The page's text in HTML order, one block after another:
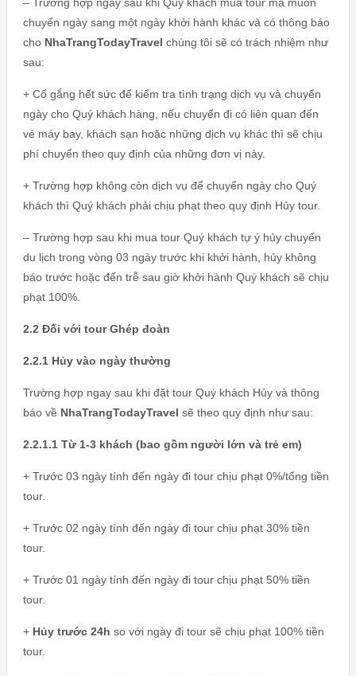
chuyển ngày sang một ngày khởi hành khác và có thông báo
cho NhaTrangTodayTravel chúng tôi sẽ có trách nhiệm như
sau:
+ Cố gắng hết sức để kiểm tra tình trạng dịch vụ và chuyển
ngày cho Quý khách hàng, nếu chuyến đi có liên quan đến
vé máy bay, khách sạn hoặc những dịch vụ khác thì sẽ chịu
phí chuyển theo quy định của những đơn vị này.
+ Trường hợp không còn dịch vụ để chuyển ngày cho Quý
khách thì Quý khách phải chịu phạt theo quy định Hủy tour.
– Trường hợp sau khi mua tour Quý khách tự ý hủy chuyến
du lịch trong vòng 03 ngày trước khi khởi hành, hủy không
báo trước hoặc đến trễ sau giờ khởi hành Quý khách sẽ chịu
phạt 100%.
2.2 Đối với tour Ghép đoàn
2.2.1 Hủy vào ngày thường
Trường hợp ngay sau khi đặt tour Quý khách Hủy và thông
báo về NhaTrangTodayTravel sẽ theo quy định như sau:
2.2.1.1 Từ 1-3 khách (bao gồm người lớn và trẻ em)
+ Trước 03 ngày tính đến ngày đi tour chịu phạt 0%/tổng tiền
tour.
+ Trước 02 ngày tính đến ngày đi tour chịu phạt 30% tiền
tour.
+ Trước 01 ngày tính đến ngày đi tour chịu phạt 50% tiền
tour.
+ Hủy trước 24h so với ngày đi tour sẽ chịu phạt 100% tiền
tour.